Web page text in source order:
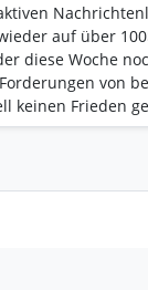
auf über
diese Woche
von
keinen Frieden